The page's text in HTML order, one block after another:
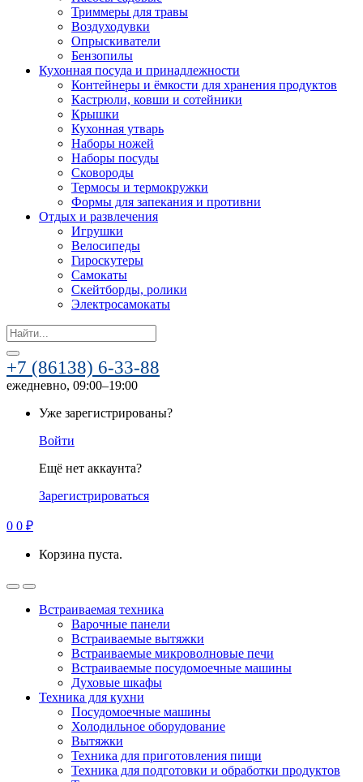
Триммеры для травы
Воздуходувки
Опрыскиватели
Бензопилы
Кухонная посуда и принадлежности
Контейнеры и ёмкости для хранения продуктов
Кастрюли, ковши и сотейники
Крышки
Кухонная утварь
Наборы ножей
Наборы посуды
Сковороды
Термосы и термокружки
Формы для запекания и противни
Отдых и развлечения
Игрушки
Велосипеды
Гироскутеры
Самокаты
Скейтборды, ролики
Электросамокаты
Search
for:
+7 (86138) 6-33-88
ежедневно, 09:00–19:00
Уже зарегистрированы?
Войти
Ещё нет аккаунта?
Зарегистрироваться
0 0 ₽
Корзина пуста.
Встраиваемая техника
Варочные панели
Встраиваемые вытяжки
Встраиваемые микроволновые печи
Встраиваемые посудомоечные машины
Духовые шкафы
Техника для кухни
Посудомоечные машины
Холодильное оборудование
Вытяжки
Техника для приготовления пищи
Техника для подготовки и обработки продуктов